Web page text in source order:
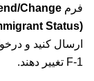
فرم Change
Status)
F-1 تغییر دهند.